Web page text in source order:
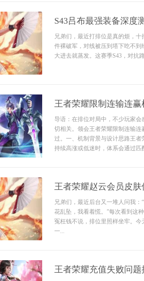
S43吕布最强装备深度
兄弟们，最近打排位是真的烦，
件裸破军，对线被压到塔下吃不
大进去就蒸发。这赛季S43，对抗
王者荣耀限制连输连
导语：在排位对局中，不少玩家
切相关。领会王者荣耀限制连输
过。一、机制背景与设计思路王
持续高涨或低迷时，体系会通过
王者荣耀赵云会员皮
兄弟们，最近后台又一堆人问我
花乱坠，我看着慌。”每次看到这
冤枉钱不说，排位里照样坐牢。
一...
王者荣耀充值失败问